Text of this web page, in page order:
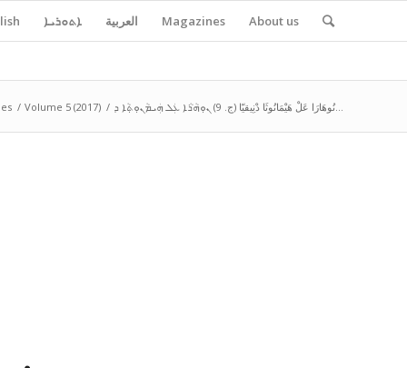
ܐܬܘܪܝܐ العربية Magazines About us
/ Volume 5 (2017) / نُوهَارَا عَلْ هَيْمَانُوثَا دْنِيقيّا (ج. 9) ܢܘܼܗܵܪܵܐ ܥܲܠ ܗܲܝܡܵܢܘܼܬ݂ܵܐ ܕ...